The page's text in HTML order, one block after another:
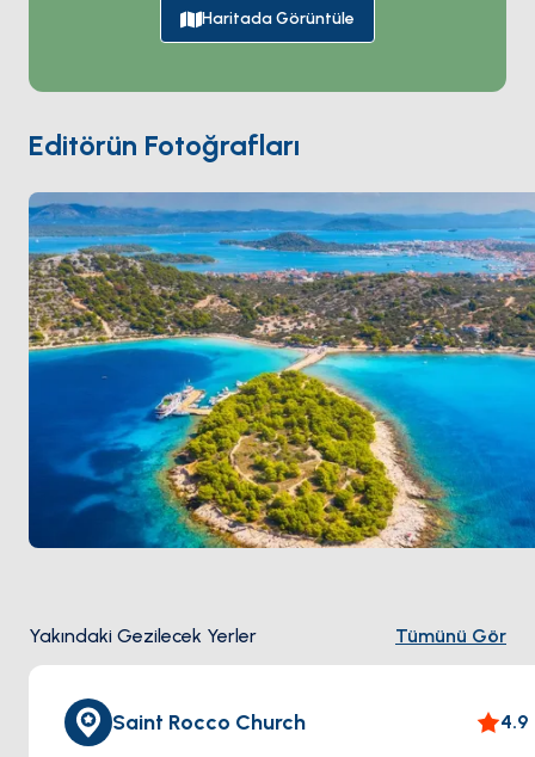
gecelik turlar için çıkış noktası olarak hizmet veriyor.
Adanın kendisi dört küçük köyü barındırıyor; hepsi
charter rotası parkın boş kanal labirentine
güneybatıya gidiyor. MurterŠibenik
Zadar'dan bir saat. SezonNisan ile Ekimarası açık.
Haritada Görüntüle
Editörün Fotoğrafları
Yakındaki Gezilecek Yerler Tümünü Gör
Saint Rocco Church 4.9